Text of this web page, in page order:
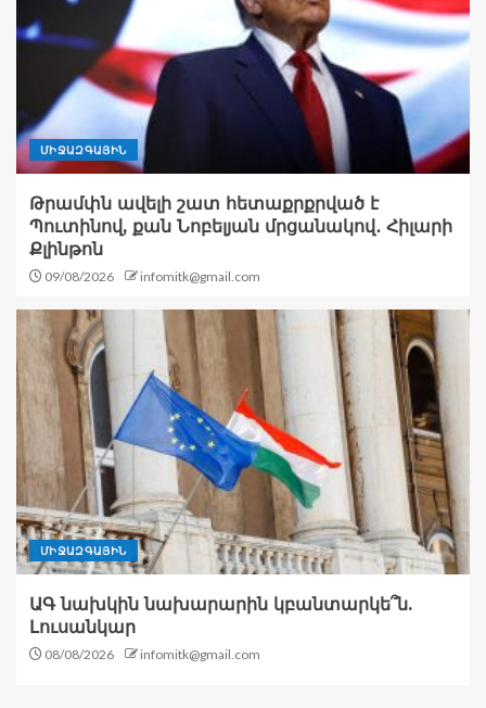
ՄԻՋԱԶԳԱՅԻՆ
Թրամփն ավելի շատ հետաքրքրված է
Պուտինով, քան Նոբելյան մրցանակով․ Հիլարի
Քլինթոն
09/08/2026 infomitk@gmail.com
ՄԻՋԱԶԳԱՅԻՆ
ԱԳ նախկին նախարարին կբանտարկե՞ն.
Լուսանկար
08/08/2026 infomitk@gmail.com